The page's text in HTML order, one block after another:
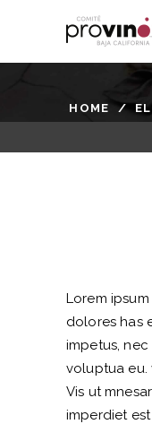
HOME /
Lorem
dolores has
impetus,
voluptua eu.
Vis ut
imperdiet